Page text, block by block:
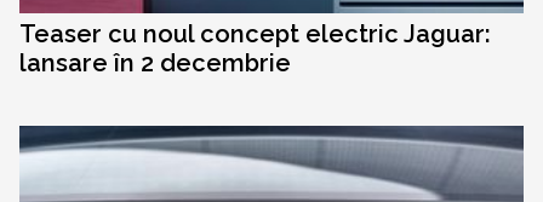
Teaser cu noul concept electric Jaguar:
lansare în 2 decembrie